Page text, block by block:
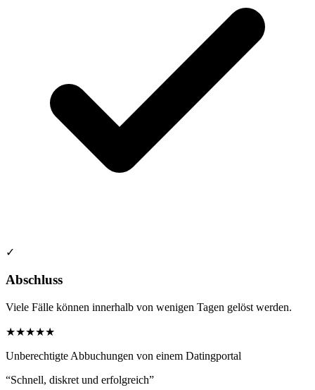
✓
Abschluss
Viele Fälle können innerhalb von wenigen Tagen gelöst werden.
★★★★★
Unberechtigte Abbuchungen von einem Datingportal
“Schnell, diskret und erfolgreich”